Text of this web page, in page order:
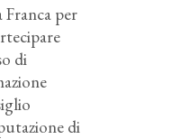
Franca per
di
di